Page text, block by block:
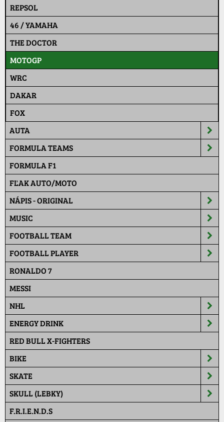
REPSOL
46 / YAMAHA
THE DOCTOR
MOTOGP
WRC
DAKAR
FOX
AUTA
FORMULA TEAMS
FORMULA F1
FĽAK AUTO/MOTO
NÁPIS - ORIGINAL
MUSIC
FOOTBALL TEAM
FOOTBALL PLAYER
RONALDO 7
MESSI
NHL
ENERGY DRINK
RED BULL X-FIGHTERS
BIKE
SKATE
SKULL (LEBKY)
F.R.I.E.N.D.S